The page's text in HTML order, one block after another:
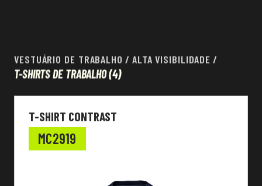
VESTUÁRIO DE TRABALHO / ALTA VISIBILIDADE /
T-SHIRTS DE TRABALHO(4)
T-SHIRT CONTRAST
MC2919